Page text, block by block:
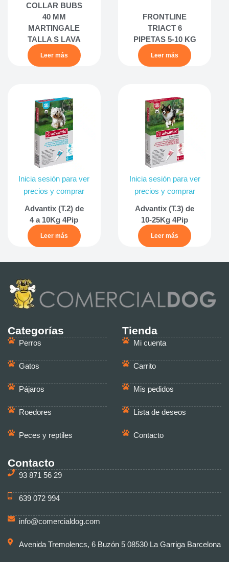
COLLAR BUBS
40 MM
MARTINGALE
TALLA S LAVA
Leer más
FRONTLINE
TRIACT 6
PIPETAS 5-10 KG
Leer más
Inicia sesión para ver
precios y comprar
Advantix (T.2) de
4 a 10Kg 4Pip
Leer más
Inicia sesión para ver
precios y comprar
Advantix (T.3) de
10-25Kg 4Pip
Leer más
Categorías
Perros
Gatos
Pájaros
Roedores
Peces y reptiles
Tienda
Mi cuenta
Carrito
Mis pedidos
Lista de deseos
Contacto
Contacto
93 871 56 29
639 072 994
info@comercialdog.com
Avenida Tremolencs, 6 Buzón 5 08530 La Garriga Barcelona